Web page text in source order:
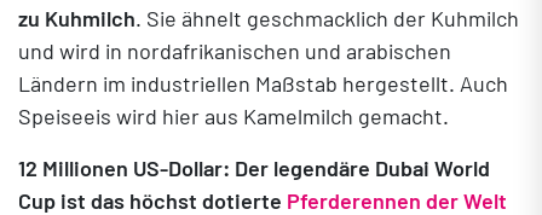
zu Kuhmilch. Sie ähnelt geschmacklich der Kuhmilch
und wird in nordafrikanischen und arabischen
Ländern im industriellen Maßstab hergestellt. Auch
Speiseeis wird hier aus Kamelmilch gemacht.
12 Millionen US-Dollar: Der legendäre Dubai World
Cup ist das höchst dotierte Pferderennen der Welt